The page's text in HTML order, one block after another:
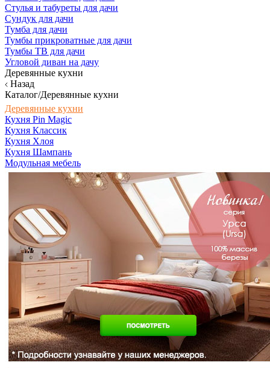
Стулья и табуреты для дачи
Сундук для дачи
Тумба для дачи
Тумбы прикроватные для дачи
Тумбы ТВ для дачи
Угловой диван на дачу
Деревянные кухни
Назад
Каталог/Деревянные кухни
Деревянные кухни
Кухня Pin Magic
Кухня Классик
Кухня Хлоя
Кухня Шампань
Модульная мебель